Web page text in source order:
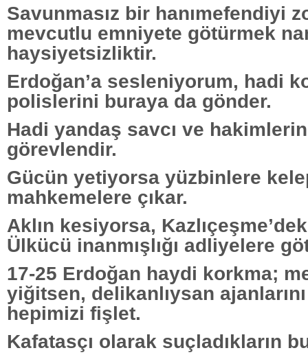
Savunmasız bir hanımefendiyi
mevcutlu emniyete götürmek
haysiyetsizliktir.
Erdoğan’a sesleniyorum, hadi
polislerini buraya da gönder.
Hadi yandaş savcı ve
görevlendir.
Gücün yetiyorsa yüzbinlere
mahkemelere çıkar.
Aklın kesiyorsa,
Ülkücü inanmışlığı adliyelere
17-25 Erdoğan haydi korkma;
yiğitsen, delikanlıysan
hepimizi fişlet.
Kafatasçı olarak suçladıkların